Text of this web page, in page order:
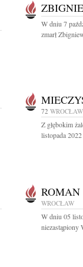
W dniu 7
zmarł
72 WROCŁAW
Z głębokim
listopada
ROMAN
WROCŁAW
W dniu 05
niezastąpiony